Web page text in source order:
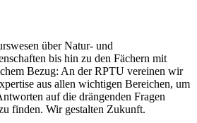
über Natur- und
bis hin zu den Fächern mit
Bezug: An der RPTU vereinen wir
aus allen wichtigen Bereichen, um
auf die drängenden Fragen
finden. Wir gestalten Zukunft.